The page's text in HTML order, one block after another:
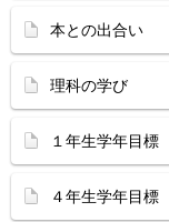
本との出合い
理科の学び
１年生学年目標
４年生学年目標